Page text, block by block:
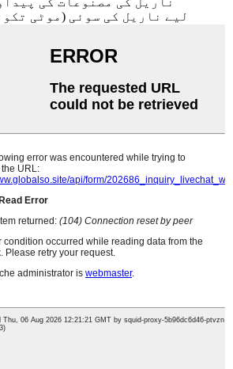
ناریل کی پیداوار کی
لیے ناریل کی سوئی...
سوئی پنچڈ غیر
پولیامائڈ نے محسوس کیا
سرپل سوئی آٹوموٹو کے
حصے کے لیے موزوں...
اکثر